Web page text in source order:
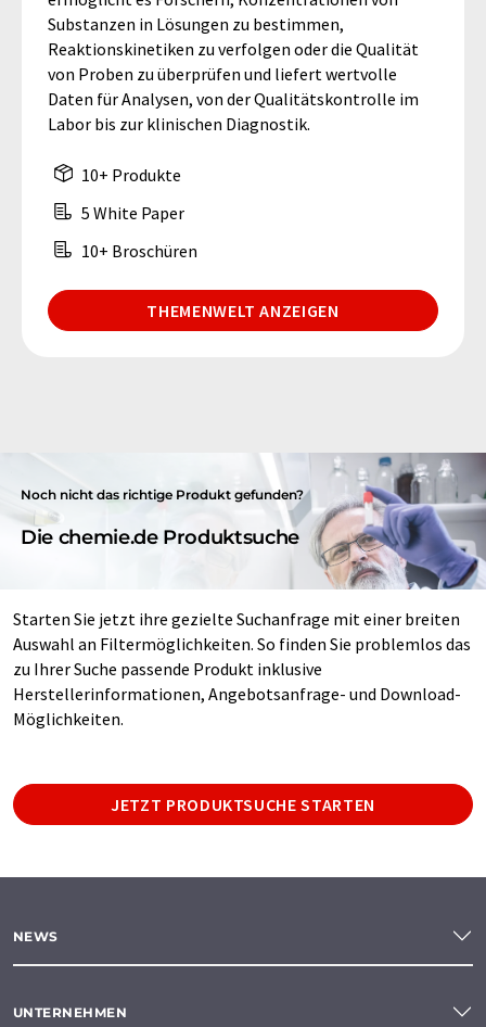
Substanzen in Lösungen zu bestimmen,
Reaktionskinetiken zu verfolgen oder die Qualität
von Proben zu überprüfen und liefert wertvolle
Daten für Analysen, von der Qualitätskontrolle im
Labor bis zur klinischen Diagnostik.
10+ Produkte
5 White Paper
10+ Broschüren
THEMENWELT ANZEIGEN
Noch nicht das richtige Produkt gefunden?
Die chemie.de Produktsuche
Starten Sie jetzt ihre gezielte Suchanfrage mit einer breiten
Auswahl an Filtermöglichkeiten. So finden Sie problemlos das
zu Ihrer Suche passende Produkt inklusive
Herstellerinformationen, Angebotsanfrage- und Download-
Möglichkeiten.
JETZT PRODUKTSUCHE STARTEN
NEWS
UNTERNEHMEN